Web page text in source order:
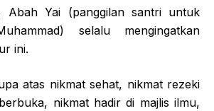
Abah Yai (panggilan santri untuk
selalu mengingatkan
ini.
atas nikmat sehat, nikmat rezeki
nikmat hadir di majlis ilmu,